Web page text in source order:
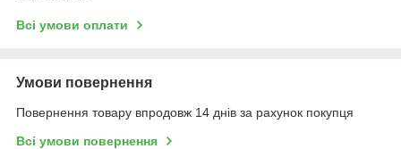
Всі умови оплати
Умови повернення
Повернення товару впродовж 14 днів за рахунок покупця
Всі умови повернення